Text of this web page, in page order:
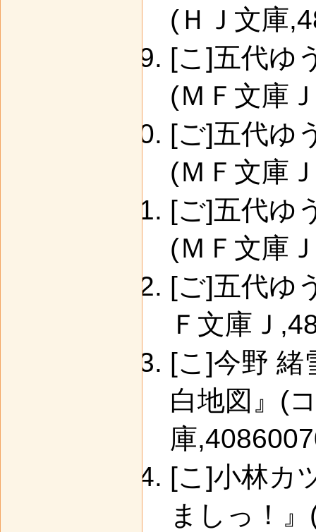
(ＨＪ文庫
[こ]五代ゆ
(ＭＦ文庫
[ご]五代ゆ
(ＭＦ文庫
[ご]五代ゆ
(ＭＦ文庫
[ご]五代ゆ
Ｆ文庫Ｊ
[こ]今野 緒
白地図』(
庫
[こ]小林カ
ましっ！